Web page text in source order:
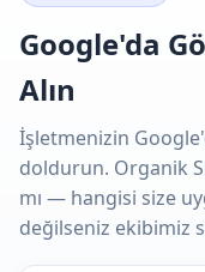
Google'da
Alın
İşletmenizin
doldurun. Organik
mı — hangisi size
değilseniz ekibimiz